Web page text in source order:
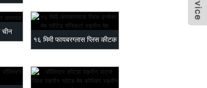
चीन
१६ मिमी फायबरग्लास प्लिस कीटक